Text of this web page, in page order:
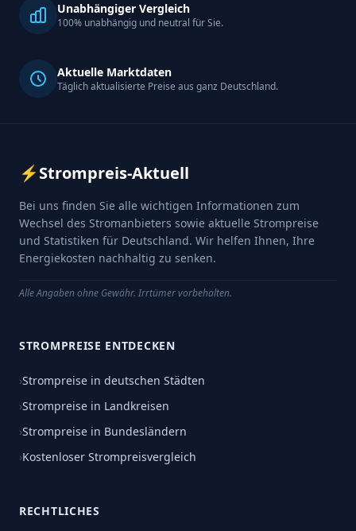
Unabhängiger Vergleich
100% unabhängig und neutral für Sie.
Aktuelle Marktdaten
Täglich aktualisierte Preise aus ganz Deutschland.
⚡Strompreis-Aktuell
Bei uns finden Sie alle wichtigen Informationen zum
Wechsel des Stromanbieters sowie aktuelle Strompreise
und Statistiken für Deutschland. Wir helfen Ihnen, Ihre
Energiekosten nachhaltig zu senken.
Alle Angaben ohne Gewähr. Irrtümer vorbehalten.
STROMPREISE ENTDECKEN
›Strompreise in deutschen Städten
›Strompreise in Landkreisen
›Strompreise in Bundesländern
›Kostenloser Strompreisvergleich
RECHTLICHES